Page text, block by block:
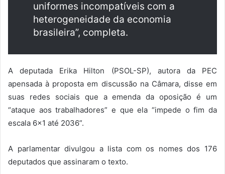
uniformes incompatíveis com a
heterogeneidade da economia
brasileira”, completa.
A deputada Erika Hilton (PSOL-SP), autora da PEC
apensada à proposta em discussão na Câmara, disse em
suas redes sociais que a emenda da oposição é um
“ataque aos trabalhadores” e que ela “impede o fim da
escala 6×1 até 2036”.
A parlamentar divulgou a lista com os nomes dos 176
deputados que assinaram o texto.